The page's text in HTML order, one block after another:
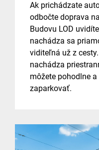
Ak prichádzate
odbočte doprava
Budovu LOD
nachádza sa
viditeľná už z
nachádza
môžete pohodlne
zaparkovať.